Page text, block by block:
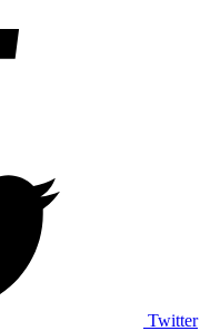
Twitter